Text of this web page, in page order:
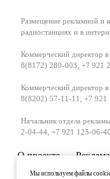
Размещение рекламной и
радиостанциях и в
Коммерческий директор
8(8172) 280-003, +7 921
Коммерческий директор
8(8202) 57-11-11, +7 921
Начальник отдела
2-04-44, +7 921 125-06-
О проекте Реклама
Политика в области
Мы используем файлы